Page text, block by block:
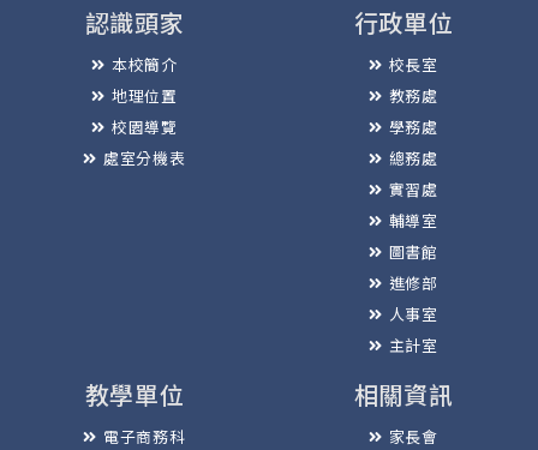
認識頭家
本校簡介
地理位置
校園導覽
處室分機表
行政單位
校長室
教務處
學務處
總務處
實習處
輔導室
圖書館
進修部
人事室
主計室
教學單位
電子商務科
相關資訊
家長會